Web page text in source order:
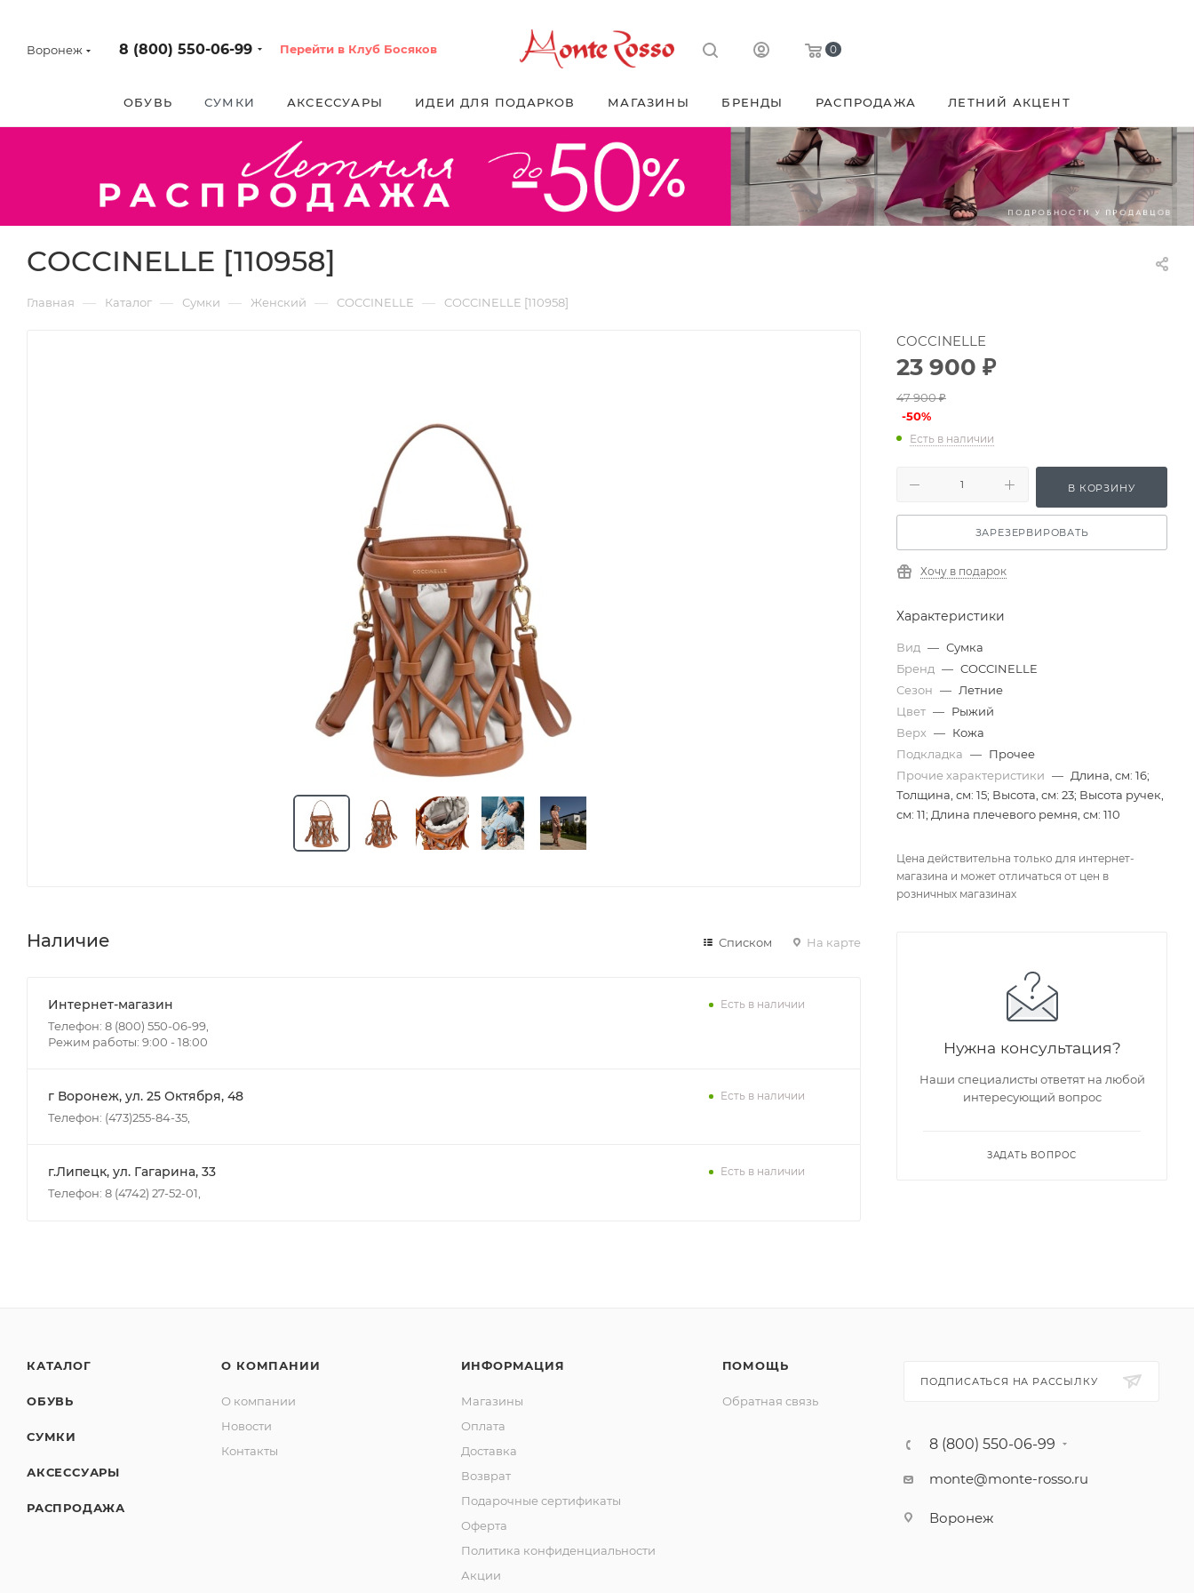
Воронеж 8 (800) 550-06-99 Перейти в Клуб Босяков 0
ОБУВЬ СУМКИ АКСЕССУАРЫ ИДЕИ ДЛЯ ПОДАРКОВ МАГАЗИНЫ БРЕНДЫ РАСПРОДАЖА ЛЕТНИЙ АКЦЕНТ
COCCINELLE [110958]
Главная — Каталог — Сумки — Женский — COCCINELLE — COCCINELLE [110958]
Наличие Списком На карте
Интернет-магазин
Телефон: 8 (800) 550-06-99,
Режим работы: 9:00 - 18:00
Есть в наличии
г Воронеж, ул. 25 Октября, 48
Телефон: (473)255-84-35,
Есть в наличии
г.Липецк, ул. Гагарина, 33
Телефон: 8 (4742) 27-52-01,
Есть в наличии
COCCINELLE
23 900 ₽
47 900₽
-50%
Есть в наличии
В КОРЗИНУ
ЗАРЕЗЕРВИРОВАТЬ
Хочу в подарок
Характеристики
Вид — Сумка
Бренд — COCCINELLE
Сезон — Летние
Цвет — Рыжий
Верх — Кожа
Подкладка — Прочее
Прочие характеристики — Длина, см: 16;
Толщина, см: 15; Высота, см: 23; Высота ручек,
см: 11; Длина плечевого ремня, см: 110
Цена действительна только для интернет-
магазина и может отличаться от цен в
розничных магазинах
Нужна консультация?
Наши специалисты ответят на любой
интересующий вопрос
ЗАДАТЬ ВОПРОС
КАТАЛОГ
ОБУВЬ
СУМКИ
АКСЕССУАРЫ
РАСПРОДАЖА
О КОМПАНИИ
О компании
Новости
Контакты
ИНФОРМАЦИЯ
Магазины
Оплата
Доставка
Возврат
Подарочные сертификаты
Оферта
Политика конфиденциальности
Акции
ПОМОЩЬ
Обратная связь
ПОДПИСАТЬСЯ НА РАССЫЛКУ
8 (800) 550-06-99
monte@monte-rosso.ru
Воронеж